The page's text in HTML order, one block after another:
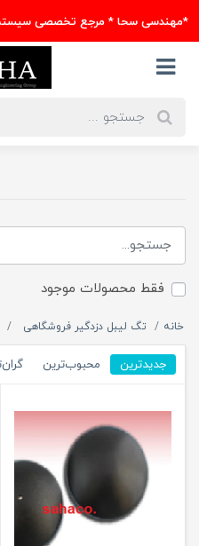
*مهندسی سحا * مرجع تخصصی سیستم
فقط محصولات موجود
خانه تگ لیبل دزدگیر فروشگاهی
جدیدترین محبوب‌ترین